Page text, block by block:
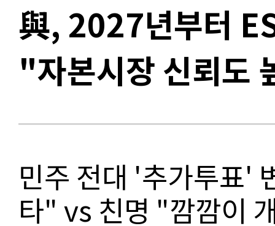
與, 2027년부터
"자본시장 신뢰도
민주 전대 '추가투표'
타" vs 친명 "깜깜이